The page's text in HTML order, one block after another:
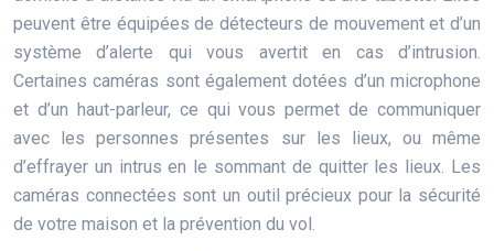
peuvent être équipées de détecteurs de mouvement et d’un
système d’alerte qui vous avertit en cas d’intrusion.
Certaines caméras sont également dotées d’un microphone
et d’un haut-parleur, ce qui vous permet de communiquer
avec les personnes présentes sur les lieux, ou même
d’effrayer un intrus en le sommant de quitter les lieux. Les
caméras connectées sont un outil précieux pour la sécurité
de votre maison et la prévention du vol.